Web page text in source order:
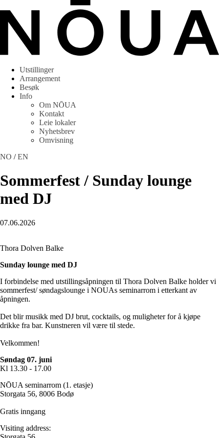
Utstillinger
Arrangement
Besøk
Info
Om NŌUA
Kontakt
Leie lokaler
Nyhetsbrev
Omvisning
NO /EN
Sommerfest / Sunday lounge
med DJ
07.06.2026
Thora Dolven Balke
Sunday lounge med DJ
I forbindelse med utstillingsåpningen til Thora Dolven Balke holder vi
sommerfest/ søndagslounge i NOUAs seminarrom i etterkant av
åpningen.
Det blir musikk med DJ brut, cocktails, og muligheter for å kjøpe
drikke fra bar. Kunstneren vil være til stede.
Velkommen!
Søndag 07. juni
Kl 13.30 - 17.00
NŌUA seminarrom (1. etasje)
Storgata 56, 8006 Bodø
Gratis inngang
Visiting address: